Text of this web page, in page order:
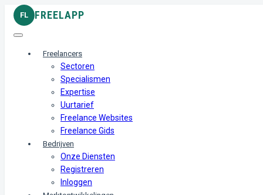
FL FREELAPP
Freelancers
Sectoren
Specialismen
Expertise
Uurtarief
Freelance Websites
Freelance Gids
Bedrijven
Onze Diensten
Registreren
Inloggen